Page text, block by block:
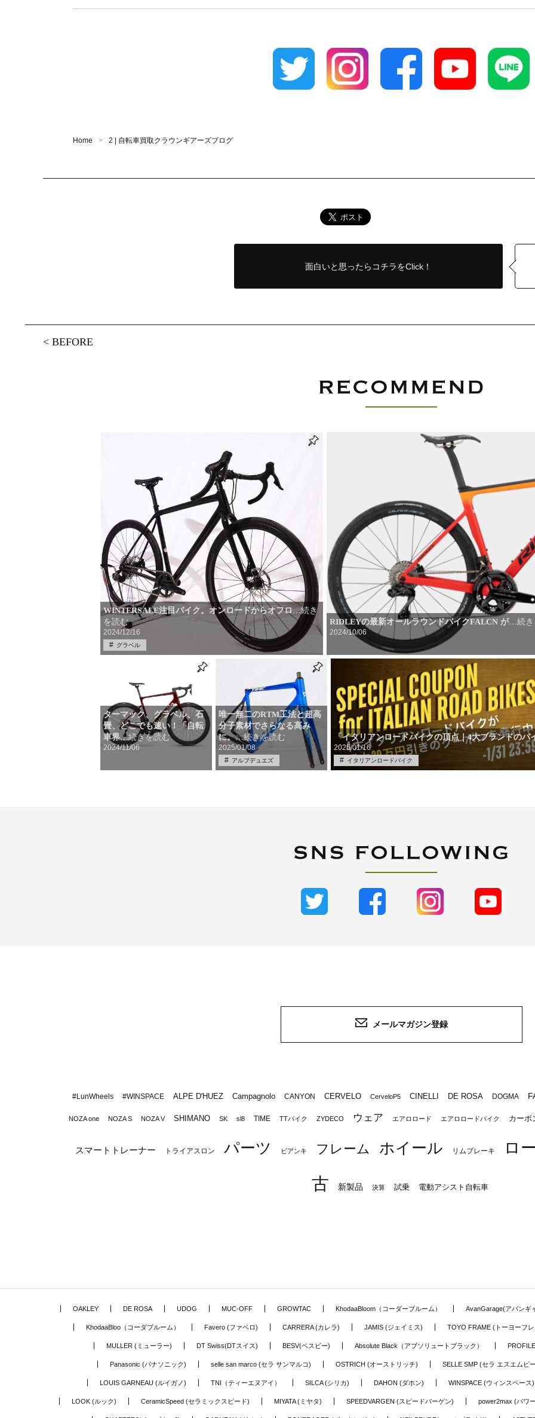
Home 2 | 自転車買取クラウンギアーズブログ
面白いと思ったら コチラをClick！
<BEFORE
WINTERSALE注目バイク。オンロードからオフロ…続き
を読む
2024/12/16
グラベル
RIDLEYの最新オールラウンドバイクFALCN が…続き
2024/10/06
ターマック、グラベル、石
畳、どこでも速い！「自転
車界…続きを読む
2024/11/06
唯一無二のRTM工法と超高
分子素材でさらなる高み
に。…続きを読む
2025/01/08
アルプデュエズ
「イタリアンロードバイクの頂点｜4大ブランドのバ
2025/01/16
イタリアンロードバイク
メールマガジン登録
#LunWheels #WINSPACE ALPE D'HUEZ Campagnolo CANYON CERVELO CerveloP5 CINELLI DE ROSA DOGMA
NOZA one NOZA S NOZA V SHIMANO SK sl8 TIME TTバイク ZYDECO ウェア エアロロード エアロロードバイク カーボ
スマートトレーナー トライアスロン パーツ ビアンキ フレーム ホイール リムブレーキ ロ
古 新製品 決算 試乗 電動アシスト自転車
OAKLEY DE ROSA UDOG MUC-OFF GROWTAC KhodaaBloom（コーダーブルーム） AvanGarage(アバンギ
KhodaaBloo（コーダブルーム） Favero (ファベロ) CARRERA (カレラ) JAMIS (ジェイミス) TOYO FRAME (トーヨーフ
MULLER (ミューラー) DT Swiss(DTスイス) BESV(ベスビー) Absolute Black（アブソリュートブラック）
Panasonic (パナソニック) selle san marco (セラ サンマルコ) OSTRICH (オーストリッチ) SELLE SMP (セラ エスエムピ
LOUIS GARNEAU (ルイガノ) TNI（ティーエヌアイ） SILCA (シリカ) DAHON (ダホン) WINSPACE (ウィンスペース)
LOOK (ルック) CeramicSpeed (セラミックスピード) MIYATA (ミヤタ) SPEEDVARGEN (スピードバーゲン) power2max (パワ